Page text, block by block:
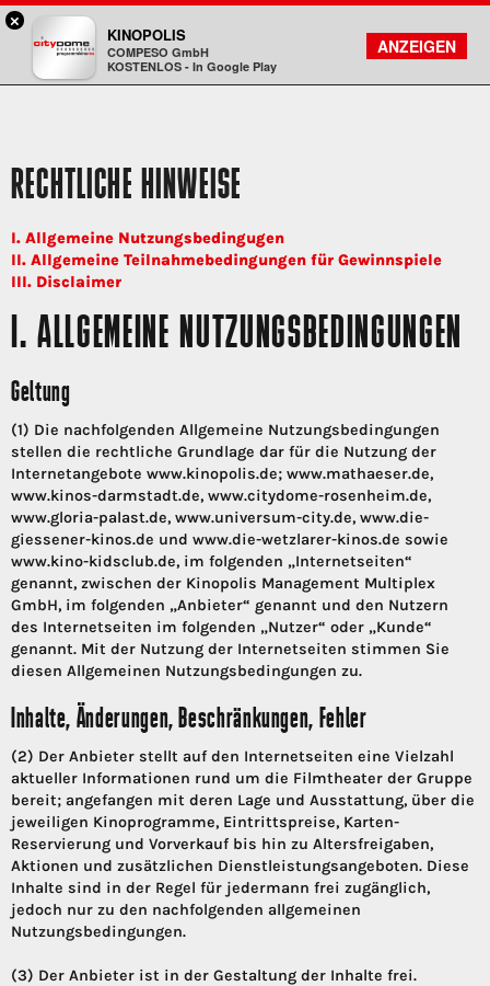
Kinopolis
FILMSUCHE
KONTO
RECHTLICHE HINWEISE
I. Allgemeine Nutzungsbedingugen
II. Allgemeine Teilnahmebedingungen für Gewinnspiele
III. Disclaimer
I. ALLGEMEINE NUTZUNGSBEDINGUNGEN
Geltung
(1) Die nachfolgenden Allgemeine Nutzungsbedingungen
stellen die rechtliche Grundlage dar für die Nutzung der
Internetangebote www.kinopolis.de; www.mathaeser.de,
www.kinos-darmstadt.de, www.citydome-rosenheim.de,
www.gloria-palast.de, www.universum-city.de, www.die-
giessener-kinos.de und www.die-wetzlarer-kinos.de sowie
www.kino-kidsclub.de, im folgenden „Internetseiten“
genannt, zwischen der Kinopolis Management Multiplex
GmbH, im folgenden „Anbieter“ genannt und den Nutzern
des Internetseiten im folgenden „Nutzer“ oder „Kunde“
genannt. Mit der Nutzung der Internetseiten stimmen Sie
diesen Allgemeinen Nutzungsbedingungen zu.
Inhalte, Änderungen, Beschränkungen, Fehler
(2) Der Anbieter stellt auf den Internetseiten eine Vielzahl
aktueller Informationen rund um die Filmtheater der Gruppe
bereit; angefangen mit deren Lage und Ausstattung, über die
jeweiligen Kinoprogramme, Eintrittspreise, Karten-
Reservierung und Vorverkauf bis hin zu Altersfreigaben,
Aktionen und zusätzlichen Dienstleistungsangeboten. Diese
Inhalte sind in der Regel für jedermann frei zugänglich,
jedoch nur zu den nachfolgenden allgemeinen
Nutzungsbedingungen.
(3) Der Anbieter ist in der Gestaltung der Inhalte frei.
×
KINOPOLIS
COMPESO GmbH
KOSTENLOS - In Google Play
ANZEIGEN